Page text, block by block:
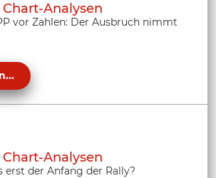
Analysen
vor Zahlen: Der Ausbruch nimmt
Analysen
erst der Anfang der Rally?